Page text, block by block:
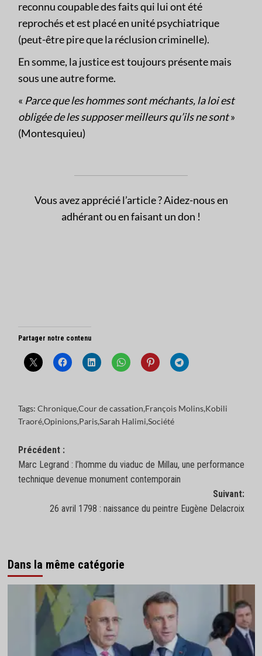
reconnu coupable des faits qui lui ont été
reprochés et est placé en unité psychiatrique
(peut-être pire que la réclusion criminelle).
En somme, la justice est toujours présente mais
sous une autre forme.
« Parce que les hommes sont méchants, la loi est
obligée de les supposer meilleurs qu’ils ne sont»
(Montesquieu)
Vous avez apprécié l’article ? Aidez-nous en
adhérant ou en faisant un don !
Partager notre contenu
Tags: Chronique,Cour de cassation,François Molins,Kobili
Traoré,Opinions,Paris,Sarah Halimi,Société
Navigation
d’article
Précédent :
Marc Legrand : l’homme du viaduc de Millau, une performance
technique devenue monument contemporain
Suivant:
26 avril 1798 : naissance du peintre Eugène Delacroix
Dans la même catégorie